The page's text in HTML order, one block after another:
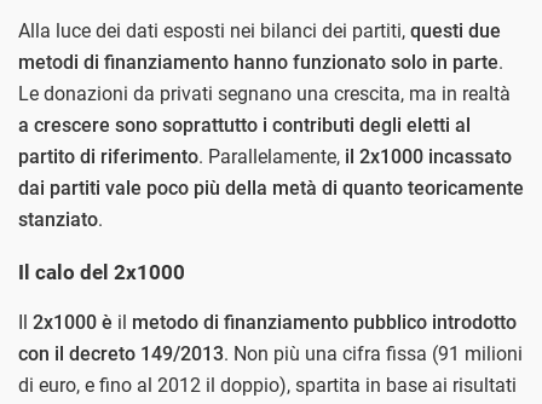
Alla luce dei dati esposti nei bilanci dei partiti, questi due
metodi di finanziamento hanno funzionato solo in parte.
Le donazioni da privati segnano una crescita, ma in realtà
a crescere sono soprattutto i contributi degli eletti al
partito di riferimento. Parallelamente, il 2x1000 incassato
dai partiti vale poco più della metà di quanto teoricamente
stanziato.
Il calo del 2x1000
2x1000 è il metodo di finanziamento pubblico introdotto
con il decreto 149/2013. Non più una cifra fissa (91 milioni
di euro, e fino al 2012 il doppio), spartita in base ai risultati